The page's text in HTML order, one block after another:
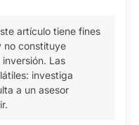
artículo tiene fines
no constituye
Las
investiga
a un asesor